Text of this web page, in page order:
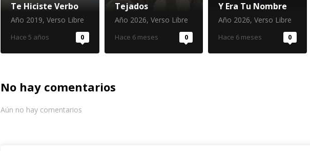
Te Hiciste Verbo
Año 2019, Verso Libre
Hace 5 años 0
Tejados
Año 2026, Verso Libre
Hace 6 meses 0
Y Era Tu Nombre
Año 2026, Verso Libre
Hace 6 meses 0
No hay comentarios
Aún no hay comentarios